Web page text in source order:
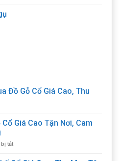
Đồ Gỗ Cổ Giá Cao, Thu
Giá Cao Tận Nơi, Cam
tắtở